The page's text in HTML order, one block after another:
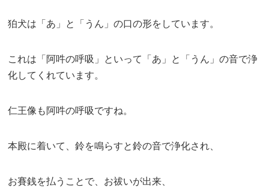
狛犬は「あ」と「うん」の口の形をしています。
これは「阿吽の呼吸」といって「あ」と「うん」の音で浄
化してくれています。
仁王像も阿吽の呼吸ですね。
本殿に着いて、鈴を鳴らすと鈴の音で浄化され、
お賽銭を払うことで、お祓いが出来、